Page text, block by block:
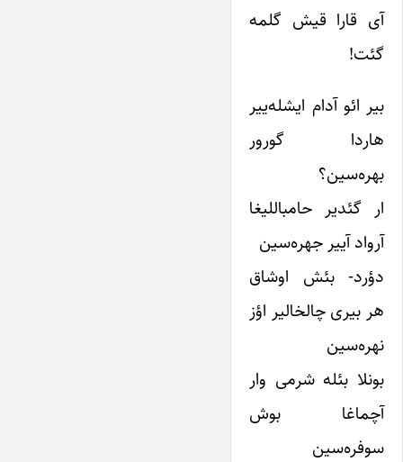
آی قارا قیش گلمه
گئت!
بیر ائو آدام ایشله‌ییر
هاردا گورور
بهره‌سین؟
ار گئدیر حامباللیغا
آرواد آییر جهره‌سین
دؤرد- بئش اوشاق
هر بیری چالخالیر اؤز
نهره‌سین
بونلا بئله شرمی وار
آچماغا بوش
سوفره‌سین